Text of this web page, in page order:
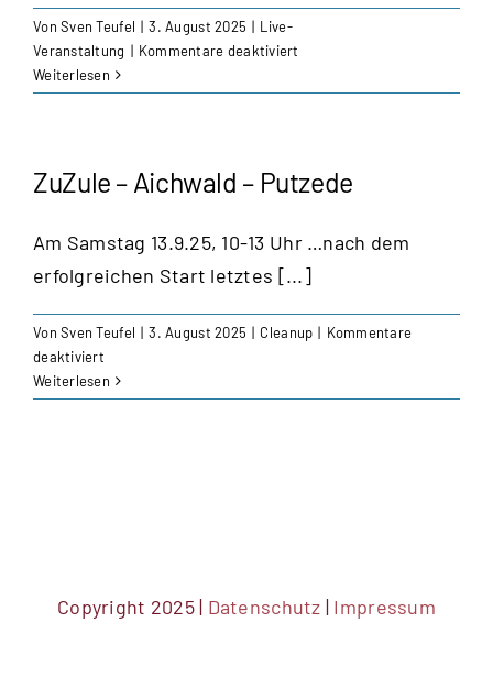
VonSven Teufel | 3. August 2025 | Live-
Veranstaltung | Kommentare deaktiviert
NETTEr
ZuZule
–
mit
Annette
Rudert
Weiterlesen
ZuZule – Aichwald – Putzede
Am Samstag 13.9.25, 10-13 Uhr …nach dem
erfolgreichen Start letztes [...]
VonSven Teufel | 3. August 2025 | Cleanup | Kommentare
deaktiviertfür
ZuZule
–
Weiterlesen
Copyright 2025 | Datenschutz | Impressum